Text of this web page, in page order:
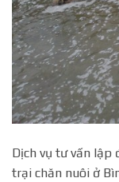
Dịch vụ tư vấn lập
trại chăn nuôi ở